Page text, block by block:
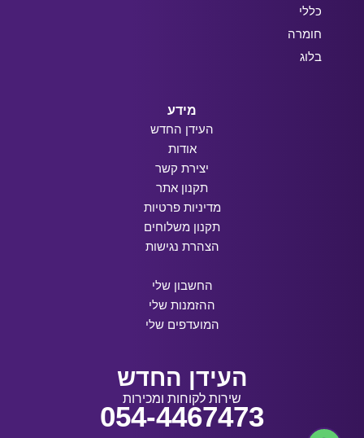
כללי
חומרה
בלוג
מידע
העידן החדש
אודות
יצירת קשר
תקנון אתר
מדיניות פרטיות
תקנון משלוחים
הצהרת נגישות
החשבון שלי
ההזמנות שלי
המועדפים שלי
העידן החדש
שירות לקוחות ומכירות
054-4467473